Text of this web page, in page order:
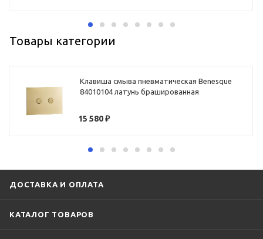
Товары категории
Клавиша смыва пневматическая Benesque
84010104 латунь брашированная
15 580₽
ДОСТАВКА И ОПЛАТА
КАТАЛОГ ТОВАРОВ